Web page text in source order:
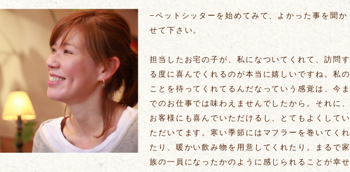
−ペットシッターを始めてみて、よかった事を聞か
せて下さい。
担当したお宅の子が、私になついてくれて、訪問す
る度に喜んでくれるのが本当に嬉しいですね。私の
ことを待ってくれてるんだなっていう感覚は、今ま
でのお仕事では味わえませんでしたから。それに、
お客様にも喜んでいただけるし、とてもよくしてい
ただいてます。寒い季節にはマフラーを巻いてくれ
たり、暖かい飲み物を用意してくれたり。まるで家
族の一員になったかのように感じられることが幸せ